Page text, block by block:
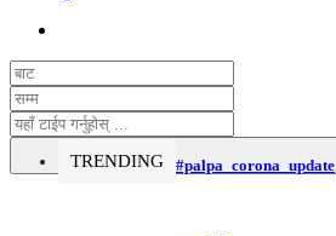
TRENDING #palpa_corona_update